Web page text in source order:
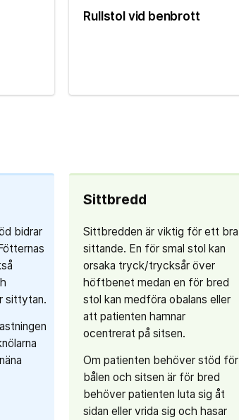
Rullstol vid benbrott
bidrar
sittytan.
Sittbredd
Sittbredden är viktig för ett bra
sittande. En för smal stol kan
orsaka tryck/trycksår över
höftbenet medan en för bred
stol kan medföra obalans eller
att patienten hamnar
ocentrerat på sitsen.
Om patienten behöver stöd för
bålen och sitsen är för bred
behöver patienten luta sig åt
sidan eller vrida sig och hasar